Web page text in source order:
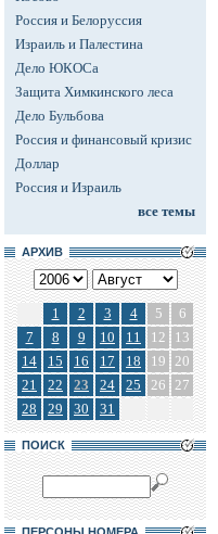
Россия и Белоруссия
Израиль и Палестина
Дело ЮКОСа
Защита Химкинского леса
Дело Бульбова
Россия и финансовый кризис
Доллар
Россия и Израиль
все темы
АРХИВ
1 2 3 4 5
6
7
8 9 10 11 12
13
14
15 16 17 18 19 20
21
22 23 24 25 26 27
28
29 30 31
ПОИСК